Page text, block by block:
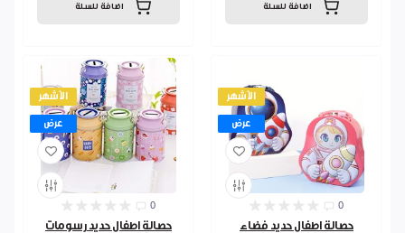
اضافة للسلة اضافة للسلة
الأشهر
عرض
0
حصالة اطفال حديد رسومات
الأشهر
عرض
0
حصالة اطفال حديد فضاء